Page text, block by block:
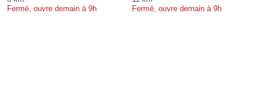
Fermé, ouvre demain à 9h
Fermé, ouvre demain à 9h